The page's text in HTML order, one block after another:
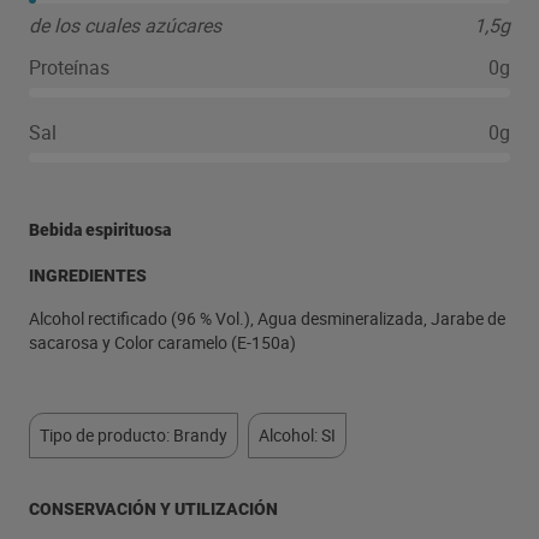
de los cuales azúcares
1,5g
Proteínas
0g
Sal 0g
Bebida espirituosa
INGREDIENTES
Alcohol rectificado (96 % Vol.), Agua desmineralizada, Jarabe de
sacarosa y Color caramelo (E-150a)
Tipo de producto: Brandy Alcohol: SI
CONSERVACIÓN Y UTILIZACIÓN